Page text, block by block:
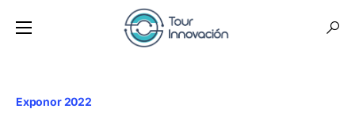
Exponor 2022